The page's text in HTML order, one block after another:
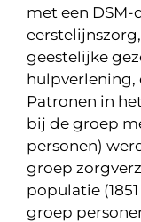
met een DSM-
geestelijke
hulpverlening,
Patronen in
bij de groep
personen)
groep
populatie
groep